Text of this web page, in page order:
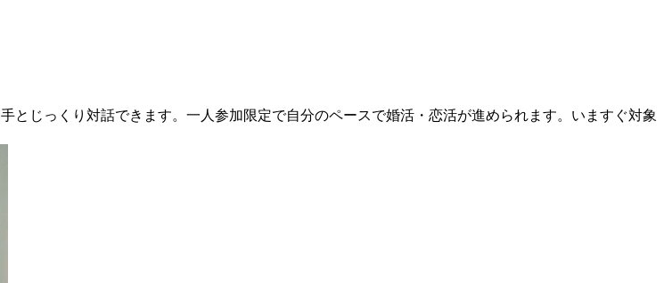
とじっくり対話できます。一人参加限定で自分のペースで婚活・恋活が進められます。いますぐ対象